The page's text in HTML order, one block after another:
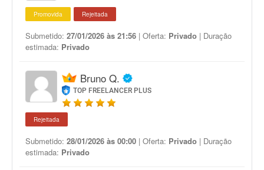
Promovida Rejeitada
Submetido: 27/01/2026 às 21:56 | Oferta: Privado | Duração
estimada: Privado
Bruno Q.
TOP FREELANCER PLUS
Rejeitada
Submetido: 28/01/2026 às 00:00 | Oferta: Privado | Duração
estimada: Privado